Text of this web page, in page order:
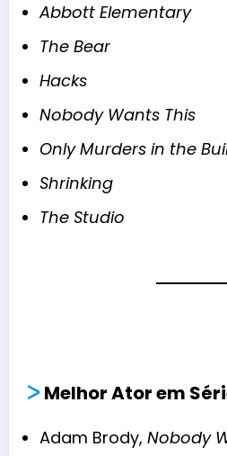
Abbott Elementary
The Bear
Hacks
Nobody Wants This
Only Murders in the
Shrinking
The Studio
ᐳMelhor Ator em
Adam Brody, Nobody